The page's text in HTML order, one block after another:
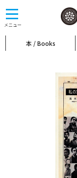
メニュー
toggle
navigation
本 / Books